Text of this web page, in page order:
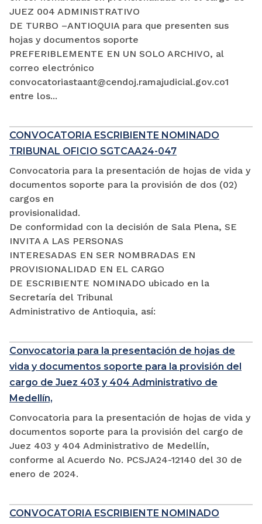
JUEZ 004 ADMINISTRATIVO
DE TURBO –ANTIOQUIA para que presenten sus
hojas y documentos soporte
PREFERIBLEMENTE EN UN SOLO ARCHIVO, al
correo electrónico
convocatoriastaant@cendoj.ramajudicial.gov.co1
entre los...
CONVOCATORIA ESCRIBIENTE NOMINADO
TRIBUNAL OFICIO SGTCAA24-047
Convocatoria para la presentación de hojas de vida y
documentos soporte para la provisión de dos (02)
cargos en
provisionalidad.
De conformidad con la decisión de Sala Plena, SE
INVITA A LAS PERSONAS
INTERESADAS EN SER NOMBRADAS EN
PROVISIONALIDAD EN EL CARGO
DE ESCRIBIENTE NOMINADO ubicado en la
Secretaría del Tribunal
Administrativo de Antioquia, así:
Convocatoria para la presentación de hojas de
vida y documentos soporte para la provisión del
cargo de Juez 403 y 404 Administrativo de
Medellín,
Convocatoria para la presentación de hojas de vida y
documentos soporte para la provisión del cargo de
Juez 403 y 404 Administrativo de Medellín,
conforme al Acuerdo No. PCSJA24-12140 del 30 de
enero de 2024.
CONVOCATORIA ESCRIBIENTE NOMINADO